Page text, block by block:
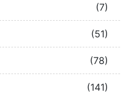
(7)
(51)
(78)
(141)